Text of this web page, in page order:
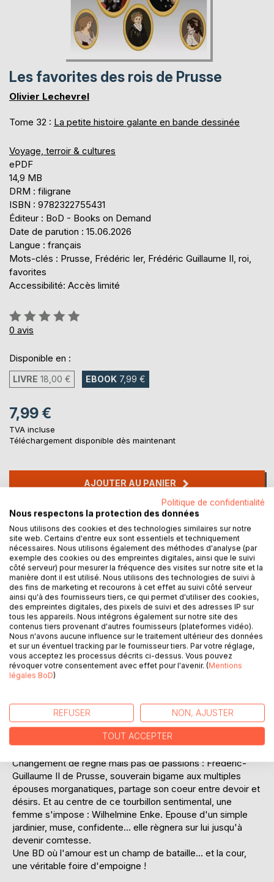
Les favorites des rois de Prusse
Olivier Lechevrel
Tome 32 : La petite histoire galante en bande dessinée
Voyage, terroir & cultures
ePDF
14,9 MB
DRM : filigrane
ISBN : 9782322755431
Éditeur : BoD - Books on Demand
Date de parution : 15.06.2026
Langue : français
Mots-clés : Prusse, Frédéric Ier, Frédéric Guillaume II, roi,
favorites
Accessibilité: Accès limité
Évaluation:
0%
0 avis
Disponible en :
LIVRE 18,00 € EBOOK 7,99 €
7,99 €
TVA incluse
Téléchargement disponible dès maintenant
AJOUTER AU PANIER
Ajouter à ma liste d'envies
Laisser un avis
DESCRIPTION
A la cour de Frédéric Ier de Prusse, tout commence avec
une ascension aussi fulgurante que scandaleuse : celle de
écrase. Préséances usurpées, querelles enflammées,
rivalités féminines... jusqu'aux bagarres où les perruques
volent ! Mais à trop tirer sur la corde - ou sur les cheveux,
Changement de règne mais pas de passions : Frédéric-
Guillaume II de Prusse, souverain bigame aux multiples
épouses morganatiques, partage son coeur entre devoir et
désirs. Et au centre de ce tourbillon sentimental, une
femme s'impose : Wilhelmine Enke. Epouse d'un simple
jardinier, muse, confidente... elle règnera sur lui jusqu'à
devenir comtesse.
Une BD où l'amour est un champ de bataille... et la cour,
une véritable foire d'empoigne !
Politique de confidentialité
Nous respectons la protection des données
Nous utilisons des cookies et des technologies similaires sur notre
site web. Certains d'entre eux sont essentiels et techniquement
nécessaires. Nous utilisons également des méthodes d'analyse (par
exemple des cookies ou des empreintes digitales, ainsi que le suivi
côté serveur) pour mesurer la fréquence des visites sur notre site et la
manière dont il est utilisé. Nous utilisons des technologies de suivi à
des fins de marketing et recourons à cet effet au suivi côté serveur
ainsi qu'à des fournisseurs tiers, ce qui permet d'utiliser des cookies,
des empreintes digitales, des pixels de suivi et des adresses IP sur
tous les appareils. Nous intégrons également sur notre site des
contenus tiers provenant d'autres fournisseurs (plateformes vidéo).
Nous n'avons aucune influence sur le traitement ultérieur des données
et sur un éventuel tracking par le fournisseur tiers. Par votre réglage,
vous acceptez les processus décrits ci-dessus. Vous pouvez
révoquer votre consentement avec effet pour l'avenir. (Mentions
légales BoD)
REFUSER NON, AJUSTER
TOUT ACCEPTER